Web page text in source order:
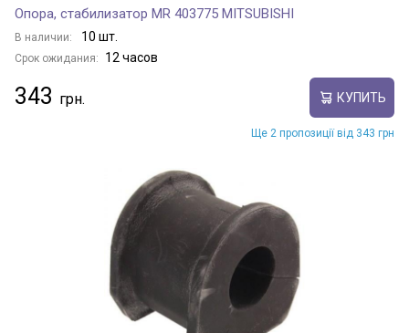
Опора, стабилизатор MR 403775 MITSUBISHI
В наличии: 10 шт.
Срок ожидания: 12 часов
343 КУПИТЬ
Ще 2 пропозиції від 343 грн